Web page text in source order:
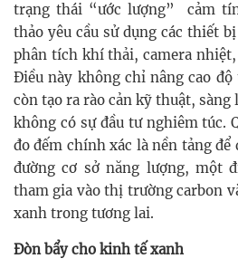
trạng thái “ước lượng” cảm
thảo yêu cầu sử dụng các thiết
phân tích khí thải, camera nhiệt,
Điều này không chỉ nâng cao độ
còn tạo ra rào cản kỹ thuật,
không có sự đầu tư nghiêm túc.
đo đếm chính xác là nền tảng để
đường cơ sở năng lượng, một
tham gia vào thị trường carbon
xanh trong tương lai.
Đòn bẩy cho kinh tế xanh